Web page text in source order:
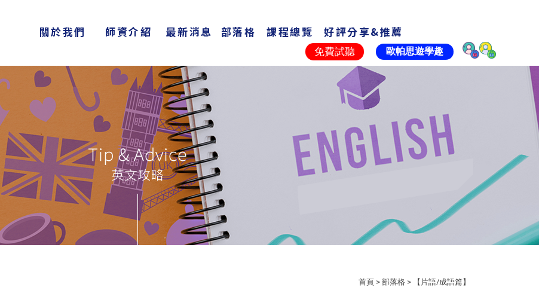
關於我們
師資介紹
最新消息
部落格
課程總覽
Courses
好評分享&推薦
Share
免費試聽 歐帕思遊學趣
首頁> 部落格> 【片語/成語篇】